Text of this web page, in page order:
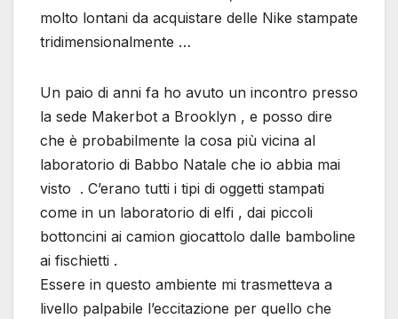
molto lontani da acquistare delle Nike stampate
tridimensionalmente …
Un paio di anni fa ho avuto un incontro presso
la sede Makerbot a Brooklyn , e posso dire
che è probabilmente la cosa più vicina al
laboratorio di Babbo Natale che io abbia mai
visto . C’erano tutti i tipi di oggetti stampati
come in un laboratorio di elfi , dai piccoli
bottoncini ai camion giocattolo dalle bamboline
ai fischietti .
Essere in questo ambiente mi trasmetteva a
livello palpabile l’eccitazione per quello che